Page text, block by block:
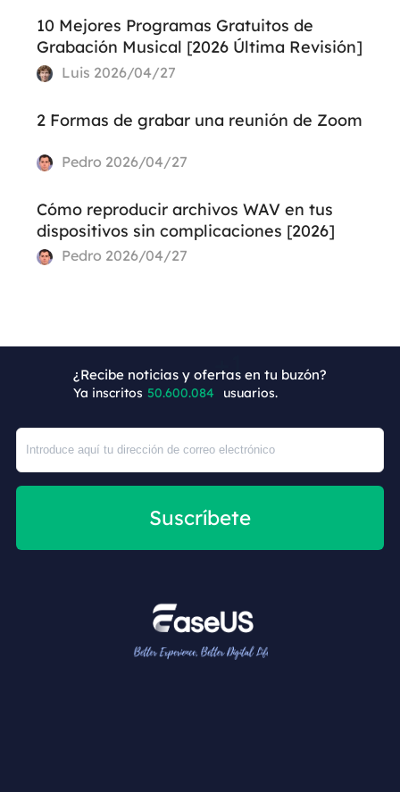
10 Mejores Programas Gratuitos de
Grabación Musical [2026 Última Revisión]
Luis 2026/04/27
2 Formas de grabar una reunión de Zoom
Pedro 2026/04/27
Cómo reproducir archivos WAV en tus
dispositivos sin complicaciones [2026]
Pedro 2026/04/27
¿Recibe noticias y ofertas en tu buzón?
Ya inscritos 50.600.085 usuarios.
Suscríbete
+4